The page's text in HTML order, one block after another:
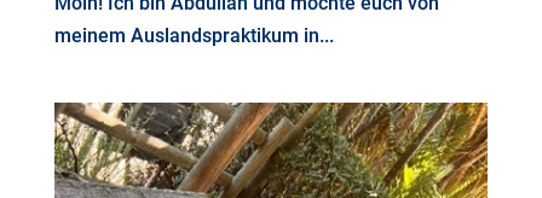
meinem Auslandspraktikum in...